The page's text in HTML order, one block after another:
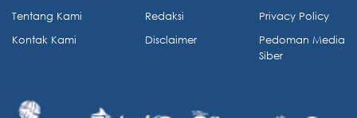
Tentang Kami
Kontak Kami
Redaksi
Disclaimer
Privacy Policy
Pedoman Media
Siber